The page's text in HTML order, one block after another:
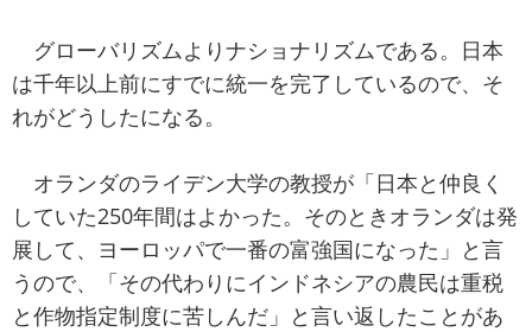
グローバリズムよりナショナリズムである。日本
は千年以上前にすでに統一を完了しているので、そ
れがどうしたになる。
オランダのライデン大学の教授が「日本と仲良く
していた250年間はよかった。そのときオランダは発
展して、ヨーロッパで一番の富強国になった」と言
うので、「その代わりにインドネシアの農民は重税
と作物指定制度に苦しんだ」と言い返したことがあ